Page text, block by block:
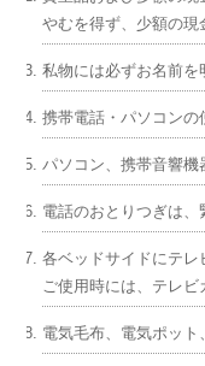
やむを得ず、少額の
私物には必ずお名前
携帯電話・パソコン
パソコン、携帯音響
電話のおとりつぎは
各ベッドサイドにテ
ご使用時には、テレ
電気毛布、電気ポッ